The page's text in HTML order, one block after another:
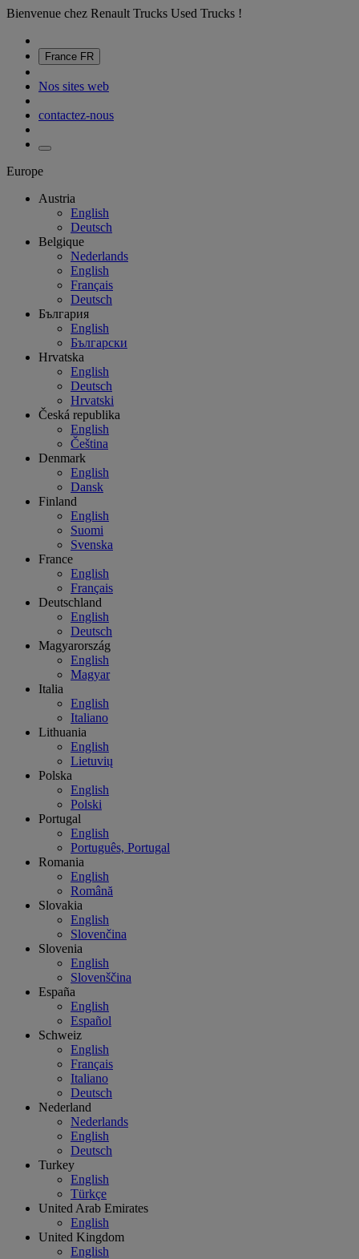
Bienvenue chez Renault Trucks Used Trucks !
France FR
Nos sites web
contactez-nous
Europe
Austria
English
Deutsch
Belgique
Nederlands
English
Français
Deutsch
България
English
Български
Hrvatska
English
Deutsch
Hrvatski
Česká republika
English
Čeština
Denmark
English
Dansk
Finland
English
Suomi
Svenska
France
English
Français
Deutschland
English
Deutsch
Magyarország
English
Magyar
Italia
English
Italiano
Lithuania
English
Lietuvių
Polska
English
Polski
Portugal
English
Português, Portugal
Romania
English
Română
Slovakia
English
Slovenčina
Slovenia
English
Slovenščina
España
English
Español
Schweiz
English
Français
Italiano
Deutsch
Nederland
Nederlands
English
Deutsch
Turkey
English
Türkçe
United Arab Emirates
English
United Kingdom
English